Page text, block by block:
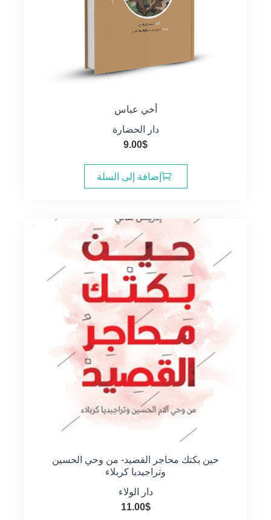
أخي عباس
دار الحضارة
9.00$
إضافة إلى السلة
حين بكتك محاجر القصيد- من وحي الحسين
وتراجيديا كربلاء
دار الولاء
11.00$